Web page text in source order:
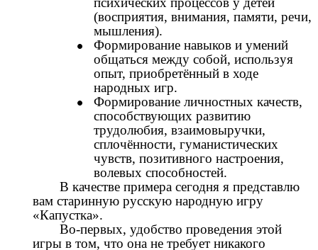
(восприятия, внимания, памяти, речи,
мышления).
Формирование навыков и умений
общаться между собой, используя
опыт, приобретённый в ходе
народных игр.
Формирование личностных качеств,
способствующих развитию
трудолюбия, взаимовыручки,
сплочённости, гуманистических
чувств, позитивного настроения,
волевых способностей.
В качестве примера сегодня я представлю
вам старинную русскую народную игру
«Капустка».
Во-первых, удобство проведения этой
игры в том, что она не требует никакого